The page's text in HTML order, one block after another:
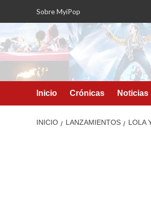
Sobre MyiPop
Inicio Crónicas Noticias
INICIO LANZAMIENTOS LOLA